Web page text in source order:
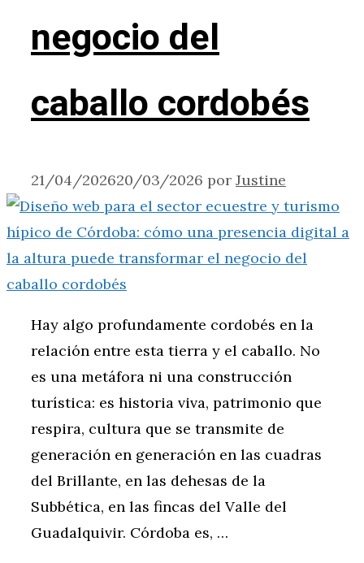
negocio del
caballo cordobés
21/04/202620/03/2026 por Justine
Hay algo profundamente cordobés en la
relación entre esta tierra y el caballo. No
es una metáfora ni una construcción
turística: es historia viva, patrimonio que
respira, cultura que se transmite de
generación en generación en las cuadras
del Brillante, en las dehesas de la
Subbética, en las fincas del Valle del
Guadalquivir. Córdoba es, …